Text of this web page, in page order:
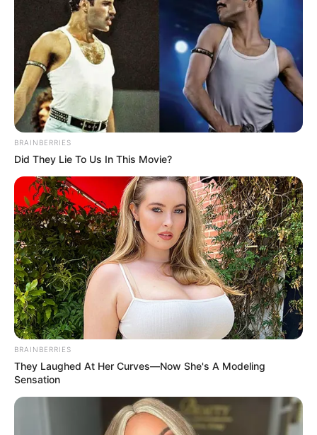
BRAINBERRIES
Did They Lie To Us In This Movie?
BRAINBERRIES
They Laughed At Her Curves—Now She's A Modeling
Sensation